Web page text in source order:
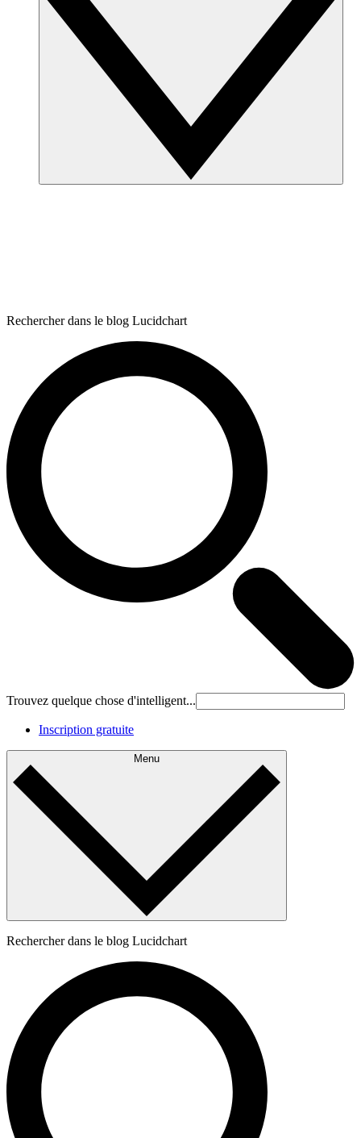
Rechercher dans le blog Lucidchart
Trouvez quelque chose d'intelligent...
Inscription gratuite
Menu
Rechercher dans le blog Lucidchart